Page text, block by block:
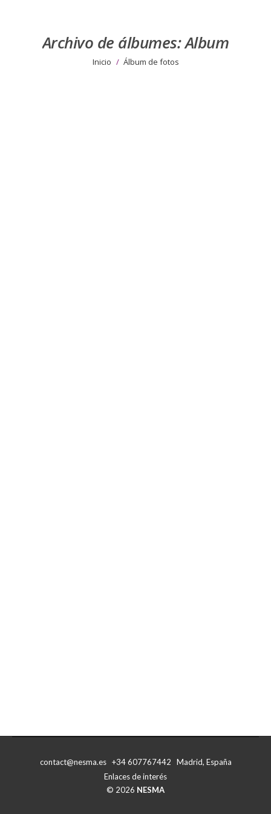
Archivo de álbumes:Album
Estás aquí:
Inicio Álbum de fotos
contact@nesma.es +34 607767442 Madrid, España
Enlaces de interés
© 2026 NESMA